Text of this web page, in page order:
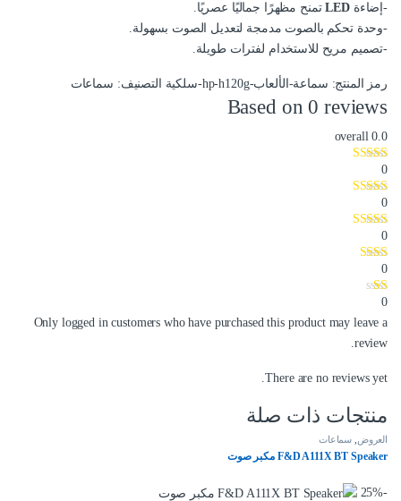
-إضاءةLEDتمنح مظهرًا جماليًا عصريًا.
-وحدة تحكم بالصوت مدمجة لتعديل الصوت بسهولة.
-تصميم مريح للاستخدام لفترات طويلة.
رمز المنتج: سماعة-الألعاب-hp-h120g-سلكية التصنيف: سماعات
Based on 0 reviews
0.0
overall
0
0
0
0
0
Only logged in customers who have purchased this product may leave a
review.
There are no reviews yet.
منتجات ذات صلة
العروض سماعات
F&D A111X BT Speaker مكبر صوت
-
25%